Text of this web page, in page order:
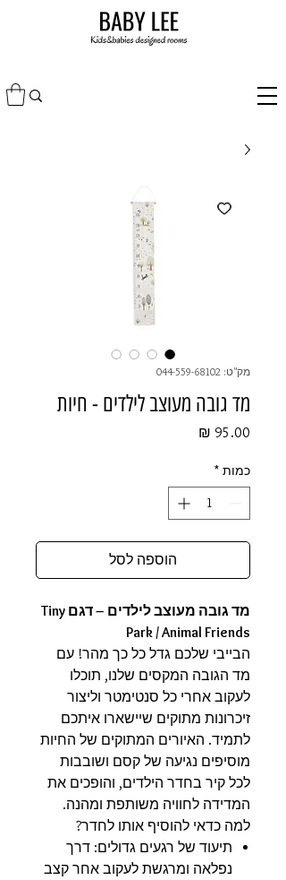
מק"ט: 044-559-68102
מד גובה מעוצב לילדים - חיות
כמות *
הוספה לסל
מד גובה מעוצב לילדים – דגם Tiny
Park / Animal Friends
הבייבי שלכם גדל כל כך מהר! עם
מד הגובה המקסים שלנו, תוכלו
לעקוב אחרי כל סנטימטר וליצור
זיכרונות מתוקים שיישארו איתכם
לתמיד. האיורים המתוקים של החיות
מוסיפים נגיעה של קסם ושובבות
לכל קיר בחדר הילדים, והופכים את
המדידה לחוויה משותפת ומהנה.
למה כדאי להוסיף אותו לחדר?
תיעוד של רגעים גדולים: דרך
נפלאה ומרגשת לעקוב אחר קצב